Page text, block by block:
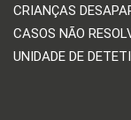
CRIANÇAS
CASOS NÃO
UNIDADE DE